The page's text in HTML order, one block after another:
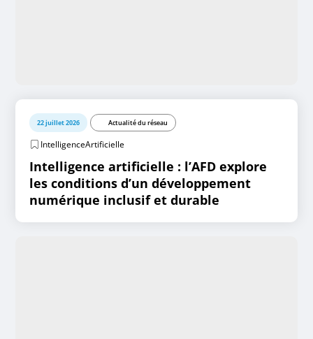
22 juillet 2026 Actualité du réseau
IntelligenceArtificielle
Intelligence artificielle : l’AFD explore
les conditions d’un développement
numérique inclusif et durable